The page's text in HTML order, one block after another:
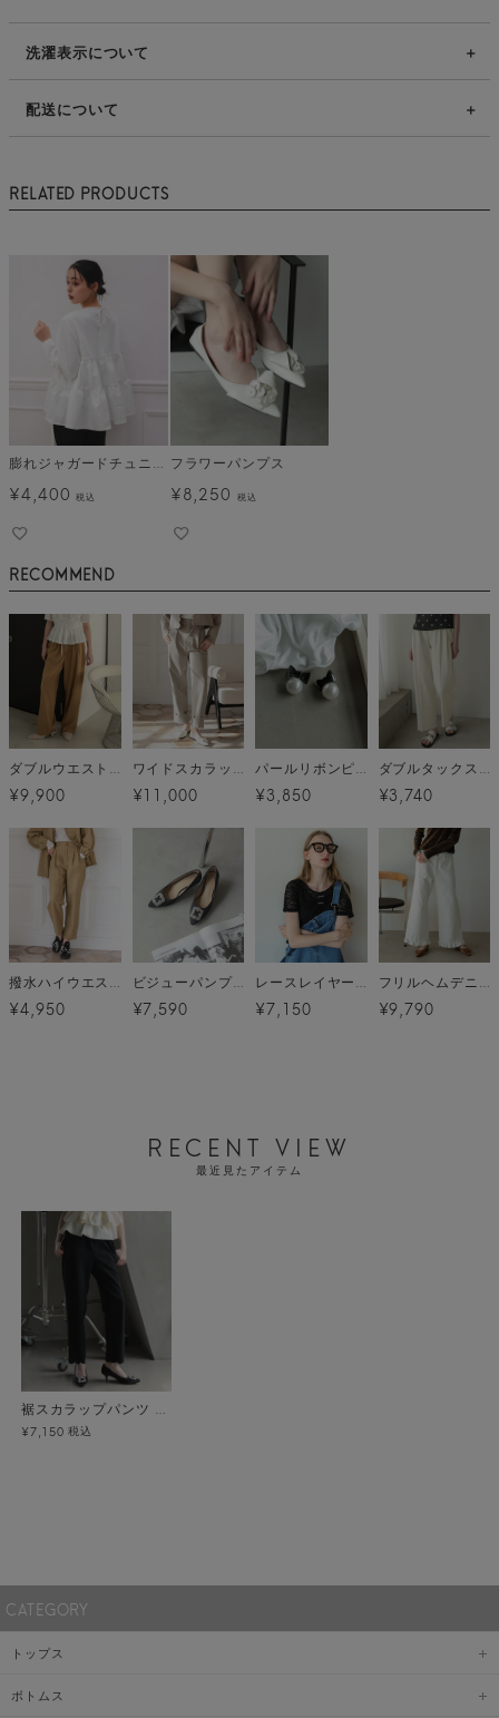
洗濯表示について
配送について
RELATED PRODUCTS
膨れジャガードチュニック
¥4,400 税込
フラワーパンプス
¥8,250 税込
RECOMMEND
ダブルウエストストレートパンツ
¥9,900
ワイドスカラップパンツ
¥11,000
パールリボンピアス メール便
¥3,850
ダブルタックスラックス メール便
¥3,740
¥4,950 ¥7,590 ¥7,150 ¥9,790
RECENT VIEW
最近見たアイテム
裾スカラップパンツ メール便
¥7,150 税込
CATEGORY
トップス
ボトムス